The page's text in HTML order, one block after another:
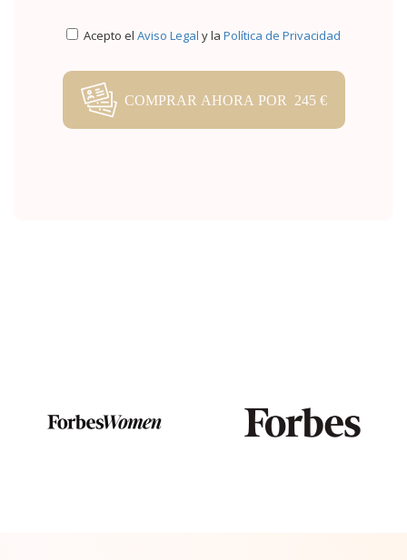
Acepto el Aviso Legal y la Política de Privacidad
COMPRAR AHORA POR 245 €